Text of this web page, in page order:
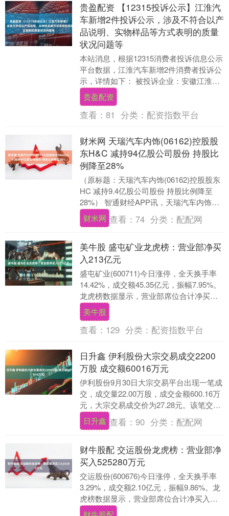
贵盈配资 【12315投诉公示】江淮汽
车新增2件投诉公示，涉及不符合以产
品说明、实物样品等方式表明的质量
状况问题等
本站消息，根据12315消费者投诉信息公示
平台数据，江淮汽车新增2件消费者投诉公
示，详情如下： 被投诉企业：安徽江淮汽
车集团股份有限公司投诉基本信息：2025
年....
贵盈配资
查看： 81 分类： 配资指数平台
财米网 天瑞汽车内饰(06162)控股股
东H&C 减持94亿股公司股份 持股比
例降至28%
（原标题：天瑞汽车内饰(06162)控股股东
HC 减持9.4亿股公司股份 持股比例降至
28%） 智通财经APP讯，天瑞汽车内饰
(06162)公布，HC Grou....
财米网 查看：74 分类： 配配网
美牛股 盛屯矿业龙虎榜：营业部净买
入213亿元
盛屯矿业(600711)今日涨停，全天换手率
14.42%，成交额45.35亿元，振幅7.95%。
龙虎榜数据显示，营业部席位合计净买入
2.13亿元。 上交所公开信....
美牛股
查看： 129 分类： 配资指数平台
日升鑫 伊利股份大宗交易成交2200
万股 成交额60016万元
伊利股份9月30日大宗交易平台出现一笔成
交，成交量22.00万股，成交金额600.16万
元，大宗交易成交价为27.28元。该笔交易
的买方营业部为招商证券股份有限....
日升鑫 查看：90 分类： 配配网
财牛股配 交运股份龙虎榜：营业部净
买入525280万元
交运股份(600676)今日涨停，全天换手率
3.29%，成交额2.10亿元，振幅9.86%。龙
虎榜数据显示，营业部席位合计净买入
5252.80万元。 上交所公开....